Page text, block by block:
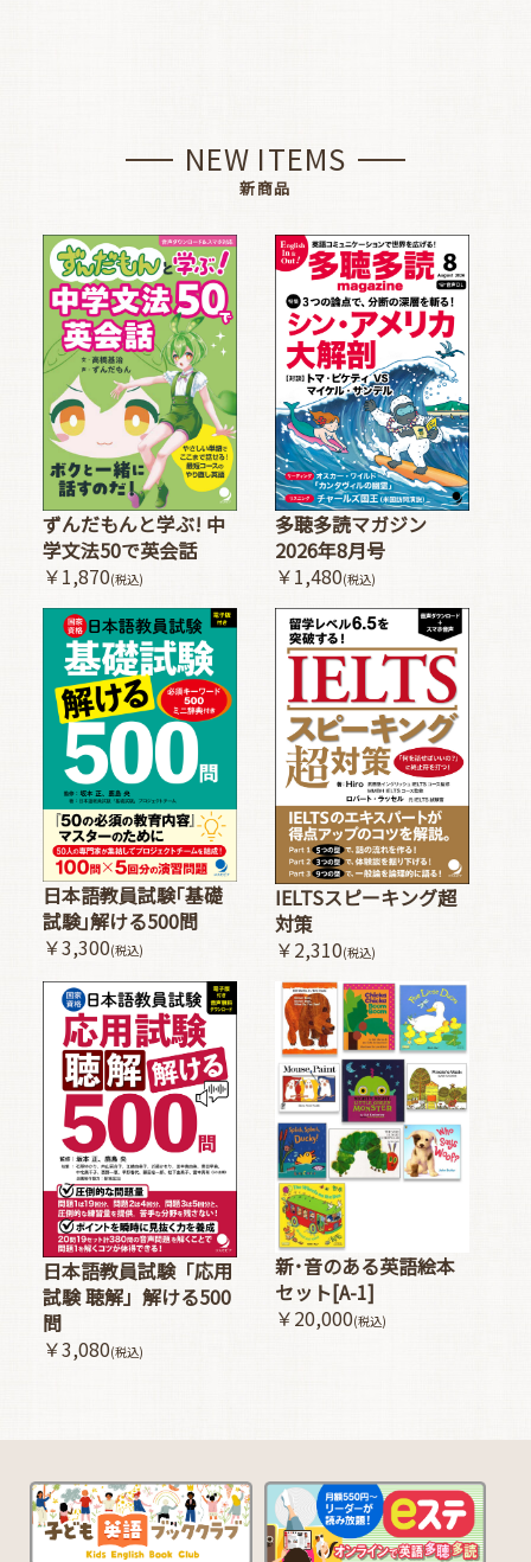
NEW ITEMS
新商品
ずんだもんと学ぶ! 中
学文法50で英会話
￥1,870(税込)
多聴多読マガジン
2026年8月号
￥1,480(税込)
日本語教員試験｢基礎
試験｣解ける500問
￥3,300(税込)
IELTSスピーキング超
対策
￥2,310(税込)
日本語教員試験「応用
試験 聴解」解ける500
問
￥3,080(税込)
新･音のある英語絵本
セット[A-1]
￥20,000(税込)